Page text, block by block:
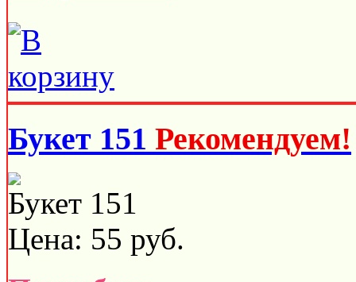
Букет 151 Рекомендуем!
Букет 151
Цена: 55 руб.